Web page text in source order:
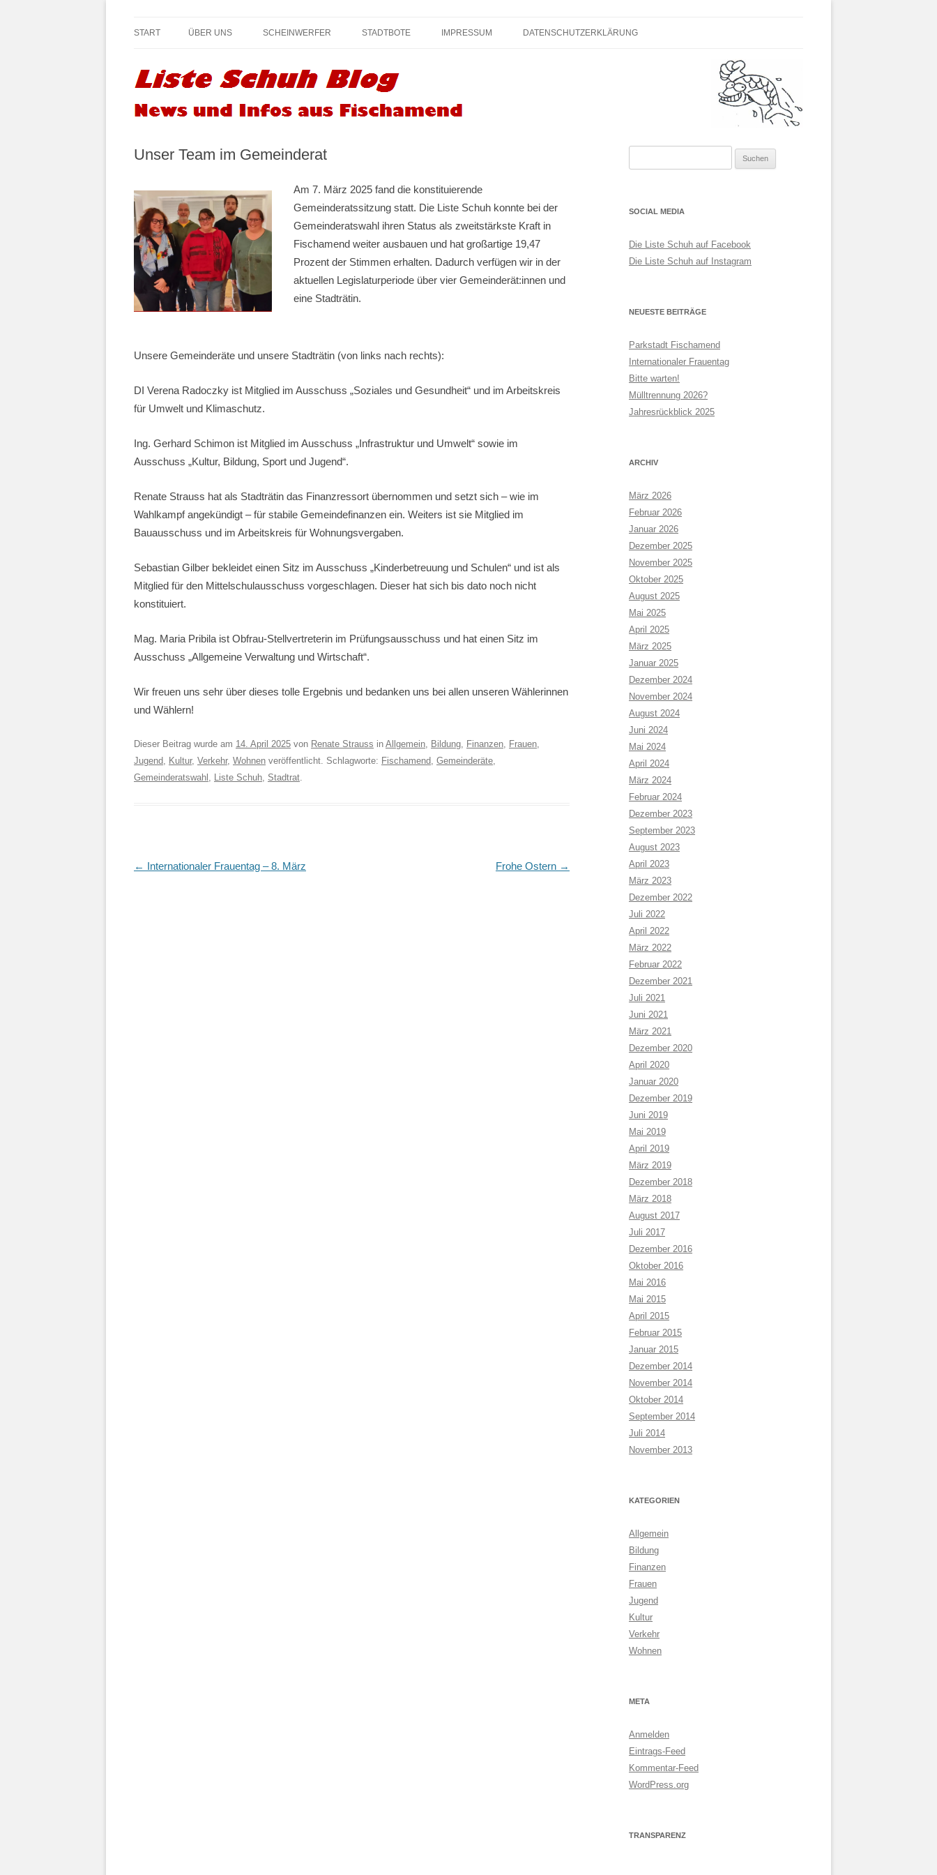
Liste Schuh Blog – KPÖ Fischamend – Kommunisten und Parteilose
Inhalt
START ÜBER UNS SCHEINWERFER STADTBOTE IMPRESSUM DATENSCHUTZERKLÄRUNG
Unser Team im Gemeinderat
Am 7. März 2025 fand die konstituierende
Gemeinderatssitzung statt. Die Liste Schuh konnte bei der
Gemeinderatswahl ihren Status als zweitstärkste Kraft in
Fischamend weiter ausbauen und hat großartige 19,47
Prozent der Stimmen erhalten. Dadurch verfügen wir in der
aktuellen Legislaturperiode über vier Gemeinderät:innen und
eine Stadträtin.
Unsere Gemeinderäte und unsere Stadträtin (von links nach rechts):
DI Verena Radoczky ist Mitglied im Ausschuss „Soziales und Gesundheit“ und im Arbeitskreis
für Umwelt und Klimaschutz.
Ing. Gerhard Schimon ist Mitglied im Ausschuss „Infrastruktur und Umwelt“ sowie im
Ausschuss „Kultur, Bildung, Sport und Jugend“.
Renate Strauss hat als Stadträtin das Finanzressort übernommen und setzt sich – wie im
Wahlkampf angekündigt – für stabile Gemeindefinanzen ein. Weiters ist sie Mitglied im
Bauausschuss und im Arbeitskreis für Wohnungsvergaben.
Sebastian Gilber bekleidet einen Sitz im Ausschuss „Kinderbetreuung und Schulen“ und ist als
Mitglied für den Mittelschulausschuss vorgeschlagen. Dieser hat sich bis dato noch nicht
konstituiert.
Mag. Maria Pribila ist Obfrau-Stellvertreterin im Prüfungsausschuss und hat einen Sitz im
Ausschuss „Allgemeine Verwaltung und Wirtschaft“.
Wir freuen uns sehr über dieses tolle Ergebnis und bedanken uns bei allen unseren Wählerinnen
und Wählern!
Dieser Beitrag wurde am 14. April 2025 von Renate Strauss in Allgemein Bildung Finanzen Frauen
Jugend
Kultur, Verkehr, Wohnen veröffentlicht. Schlagworte: Fischamend Gemeinderäte
Gemeinderatswahl
Liste Schuh Stadtrat
Artikel-
← Internationaler Frauentag – 8. März Frohe Ostern →
nach:
SOCIAL MEDIA
Die Liste Schuh auf Facebook
Die Liste Schuh auf Instagram
NEUESTE BEITRÄGE
Parkstadt Fischamend
Internationaler Frauentag
Bitte warten!
Mülltrennung 2026?
Jahresrückblick 2025
ARCHIV
März 2026
Februar 2026
Januar 2026
Dezember 2025
November 2025
Oktober 2025
August 2025
Mai 2025
April 2025
März 2025
Januar 2025
Dezember 2024
November 2024
August 2024
Juni 2024
Mai 2024
April 2024
März 2024
Februar 2024
Dezember 2023
September 2023
August 2023
April 2023
März 2023
Dezember 2022
Juli 2022
April 2022
März 2022
Februar 2022
Dezember 2021
Juli 2021
Juni 2021
März 2021
Dezember 2020
April 2020
Januar 2020
Dezember 2019
Juni 2019
Mai 2019
April 2019
März 2019
Dezember 2018
März 2018
August 2017
Juli 2017
Dezember 2016
Oktober 2016
Mai 2016
Mai 2015
April 2015
Februar 2015
Januar 2015
Dezember 2014
November 2014
Oktober 2014
September 2014
Juli 2014
November 2013
KATEGORIEN
Allgemein
Bildung
Finanzen
Frauen
Jugend
Kultur
Verkehr
Wohnen
META
Anmelden
Eintrags-Feed
Kommentar-Feed
WordPress.org
TRANSPARENZ